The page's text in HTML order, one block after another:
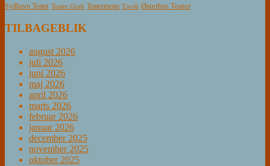
Sydhavn Teater Teater Grob Teatermenu Tivoli Østerbro Teater
TILBAGEBLIK
august 2026
juli 2026
juni 2026
maj 2026
april 2026
marts 2026
februar 2026
januar 2026
december 2025
november 2025
oktober 2025